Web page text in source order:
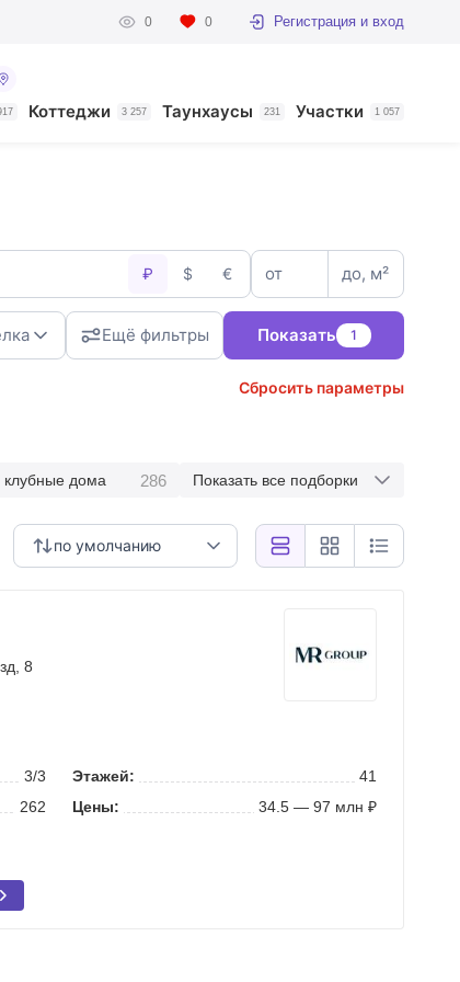
0 0 Регистрация и вход
Коттеджи 3 257 Таунхаусы 231 Участки 1 057
₽ $ € от до, м²
Ещё фильтры Показать 1
Сбросить параметры
клубные дома 286 Показать все подборки
по умолчанию
, 8
3/3 Этажей:
41
262 Цены: 34.5 — 97 млн ₽